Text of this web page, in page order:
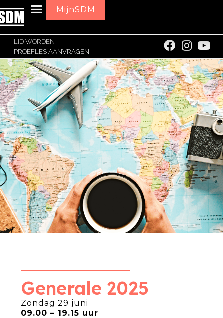
MijnSDM
LID WORDEN
PROEFLES AANVRAGEN
Generale 2025
Zondag 29 juni
09.00 – 19.15 uur